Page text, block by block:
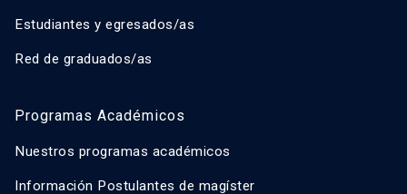
Estudiantes y egresados/as
Red de graduados/as
Programas Académicos
Nuestros programas académicos
Información Postulantes de magíster